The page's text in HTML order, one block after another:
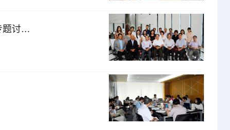
CPCA召开《电子工业污染物排放标准》和《PCB工厂设计规范》专题讨论会